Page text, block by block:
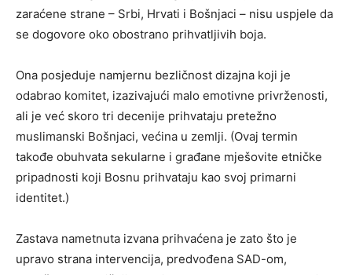
zaraćene strane – Srbi, Hrvati i Bošnjaci – nisu uspjele da
se dogovore oko obostrano prihvatljivih boja.
Ona posjeduje namjernu bezličnost dizajna koji je
odabrao komitet, izazivajući malo emotivne privrženosti,
ali je već skoro tri decenije prihvataju pretežno
muslimanski Bošnjaci, većina u zemlji. (Ovaj termin
takođe obuhvata sekularne i građane mješovite etničke
pripadnosti koji Bosnu prihvataju kao svoj primarni
identitet.)
Zastava nametnuta izvana prihvaćena je zato što je
upravo strana intervencija, predvođena SAD-om,